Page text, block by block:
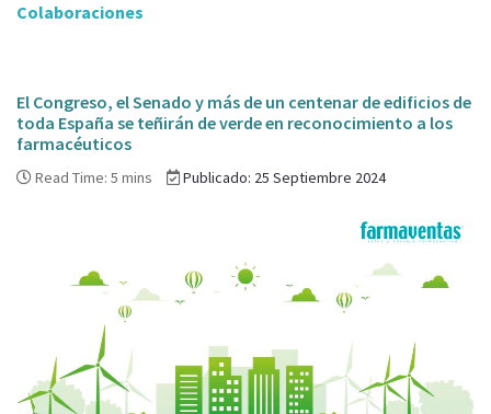
Colaboraciones
El Congreso, el Senado y más de un centenar de edificios de
toda España se teñirán de verde en reconocimiento a los
farmacéuticos
Read Time: 5 mins Publicado: 25 Septiembre 2024